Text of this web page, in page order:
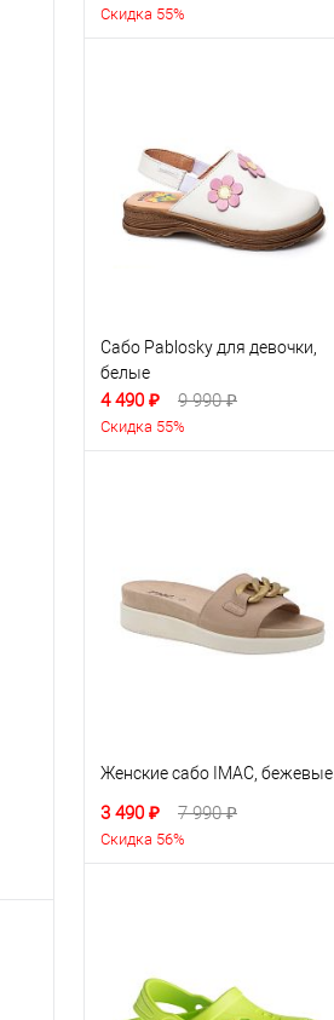
Скидка 55%
Сабо Pablosky для девочки,
белые
4 490 ₽ 9 990 ₽
Скидка 55%
Женские сабо IMAC, бежевые
3 490 ₽ 7 990 ₽
Скидка 56%